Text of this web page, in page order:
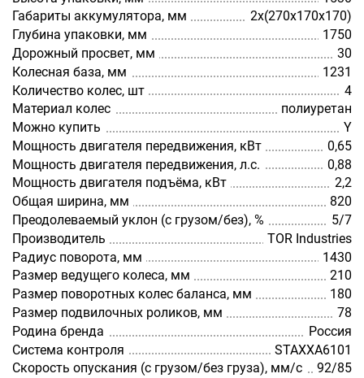
Габариты аккумулятора, мм
2х(270х170х170)
Глубина упаковки, мм
1750
Дорожный просвет, мм
30
Колесная база, мм
1231
Количество колес, шт
4
Материал колес
полиуретан
Можно купить
Y
Мощность двигателя передвижения, кВт
0,65
Мощность двигателя передвижения, л.с.
0,88
Мощность двигателя подъёма, кВт
2,2
Общая ширина, мм
820
Преодолеваемый уклон (с грузом/без), %
5/7
Производитель
TOR Industries
Радиус поворота, мм
1430
Размер ведущего колеса, мм
210
Размер поворотных колес баланса, мм
180
Размер подвилочных роликов, мм
78
Родина бренда
Россия
Система контроля
STAXXA6101
Скорость опускания (с грузом/без груза), мм/с
92/85